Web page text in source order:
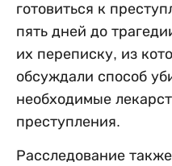
готовиться к
пять дней до
их переписку, из
обсуждали способ
необходимые
преступления.
Расследование